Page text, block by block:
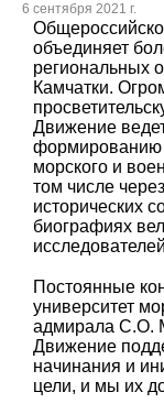
6 сентября 2021 г.
объединяет
региональных
Камчатки.
Движение
формированию
морского и
том числе
исторических
биографиях
Постоянные
университет
адмирала С.О.
Движение
начинания и
цели, и мы их